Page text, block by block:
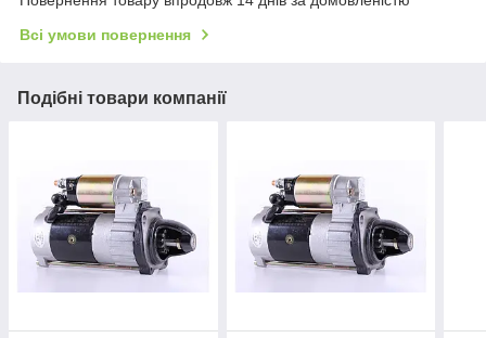
Всі умови повернення
Подібні товари компанії